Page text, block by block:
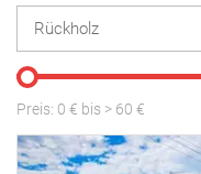
Preis: 0 € bis > 60 €